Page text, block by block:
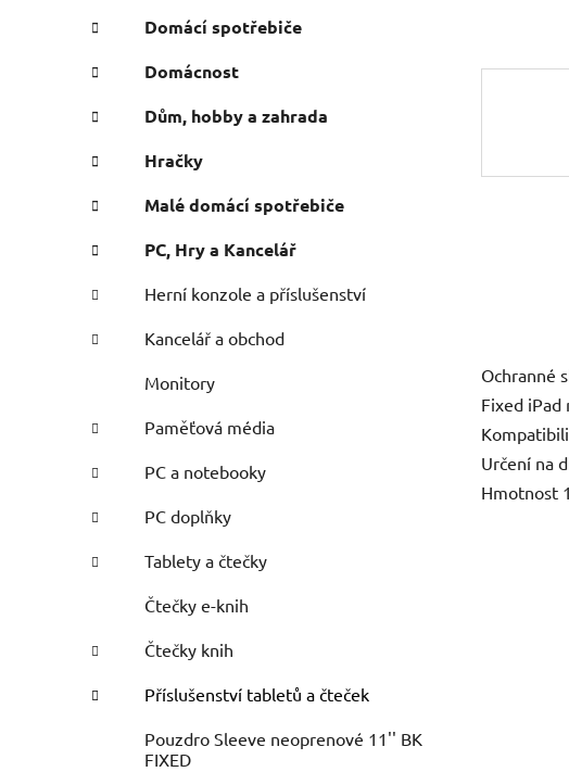
a
e
l
i
Domácí spotřebiče
Domácnost
Dům, hobby a zahrada
Hračky
Malé domácí spotřebiče
PC, Hry a Kancelář
Herní konzole a příslušenství
Kancelář a obchod
Monitory
Paměťová média
PC a notebooky
PC doplňky
Tablety a čtečky
Čtečky e-knih
Čtečky knih
Příslušenství tabletů a čteček
Pouzdro Sleeve neoprenové 11'' BK
FIXED
Ochranné
Fixed iPad
Určení na
Hmotnost